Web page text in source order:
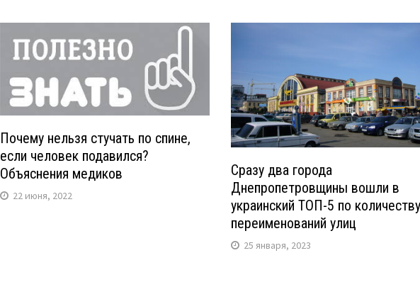
Почему нельзя стучать по спине,
если человек подавился?
Объяснения медиков
22 июня, 2022
Сразу два города
Днепропетровщины вошли в
украинский ТОП-5 по количеству
переименований улиц
25 января, 2023